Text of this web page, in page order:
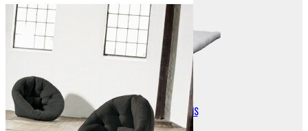
FUTONS + TATAMIS